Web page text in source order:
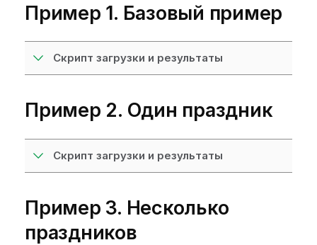
Пример 1. Базовый пример
Скрипт загрузки и результаты
Пример 2. Один праздник
Скрипт загрузки и результаты
Пример 3. Несколько
праздников